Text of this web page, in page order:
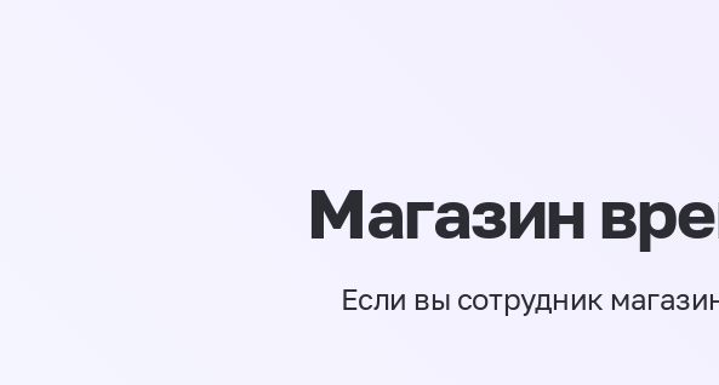
Магазин
Если вы сотрудник